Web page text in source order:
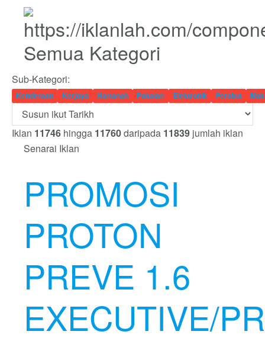
Semua Kategori
Sub-Kategori:
Kenderaan Kerjaya Hartanah Pakaian Elektronik Perabut
Iklan 11746 hingga 11760daripada 11839 jumlah iklan
Senarai Iklan
PROMOSI
PROTON
PREVE 1.6
EXECUTIVE/